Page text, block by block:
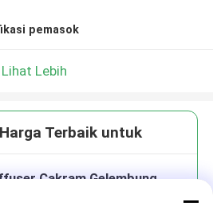
pemasok
Lihat Lebih
Terbaik untuk
Cakram Gelembung